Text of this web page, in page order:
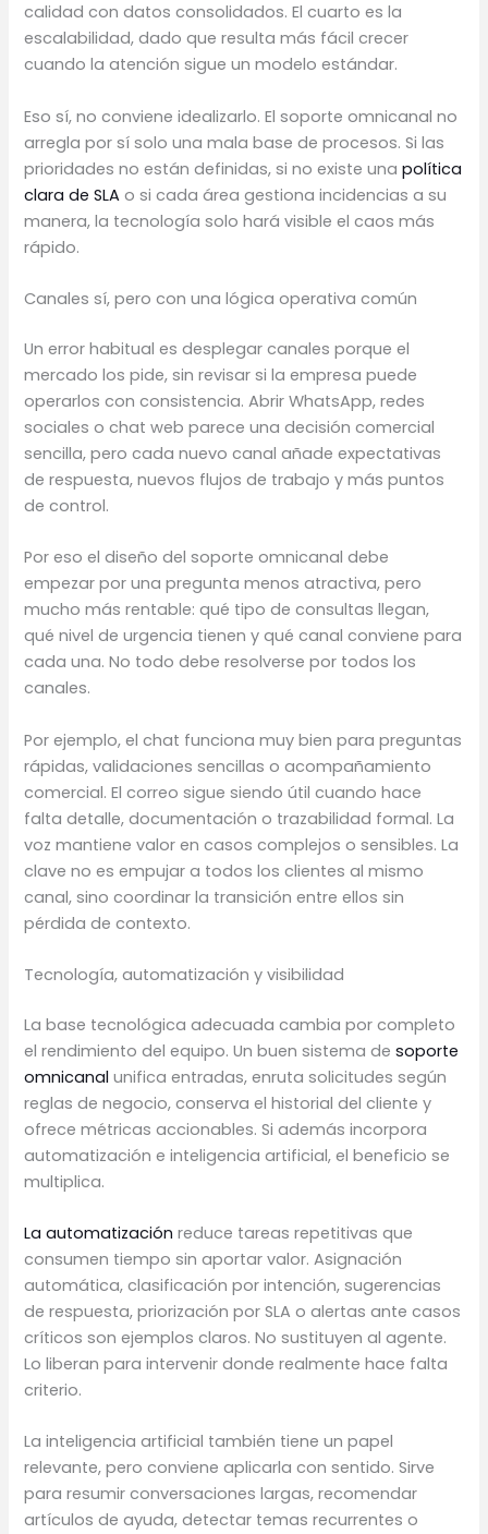
calidad con datos consolidados. El cuarto es la
escalabilidad, dado que resulta más fácil crecer
cuando la atención sigue un modelo estándar.
Eso sí, no conviene idealizarlo. El soporte omnicanal no
arregla por sí solo una mala base de procesos. Si las
prioridades no están definidas, si no existe unapolítica
clara de SLA o si cada área gestiona incidencias a su
manera, la tecnología solo hará visible el caos más
rápido.
Canales sí, pero con una lógica operativa común
Un error habitual es desplegar canales porque el
mercado los pide, sin revisar si la empresa puede
operarlos con consistencia. Abrir WhatsApp, redes
sociales o chat web parece una decisión comercial
sencilla, pero cada nuevo canal añade expectativas
de respuesta, nuevos flujos de trabajo y más puntos
de control.
Por eso el diseño del soporte omnicanal debe
empezar por una pregunta menos atractiva, pero
mucho más rentable: qué tipo de consultas llegan,
qué nivel de urgencia tienen y qué canal conviene para
cada una. No todo debe resolverse por todos los
canales.
Por ejemplo, el chat funciona muy bien para preguntas
rápidas, validaciones sencillas o acompañamiento
comercial. El correo sigue siendo útil cuando hace
falta detalle, documentación o trazabilidad formal. La
voz mantiene valor en casos complejos o sensibles. La
clave no es empujar a todos los clientes al mismo
canal, sino coordinar la transición entre ellos sin
pérdida de contexto.
Tecnología, automatización y visibilidad
La base tecnológica adecuada cambia por completo
el rendimiento del equipo. Un buen sistema desoporte
omnicanal unifica entradas, enruta solicitudes según
reglas de negocio, conserva el historial del cliente y
ofrece métricas accionables. Si además incorpora
automatización e inteligencia artificial, el beneficio se
multiplica.
La automatización reduce tareas repetitivas que
consumen tiempo sin aportar valor. Asignación
automática, clasificación por intención, sugerencias
de respuesta, priorización por SLA o alertas ante casos
críticos son ejemplos claros. No sustituyen al agente.
Lo liberan para intervenir donde realmente hace falta
criterio.
La inteligencia artificial también tiene un papel
relevante, pero conviene aplicarla con sentido. Sirve
para resumir conversaciones largas, recomendar
artículos de ayuda, detectar temas recurrentes o